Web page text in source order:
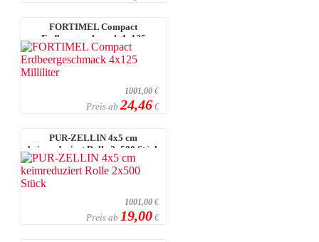
FORTIMEL Compact
Erdbeergeschmack 4x125
Milliliter
1001,00 €
Preis ab 24,46 €
PUR-ZELLIN 4x5 cm
keimreduziert Rolle 2x500 Stück
1001,00 €
Preis ab 19,00 €